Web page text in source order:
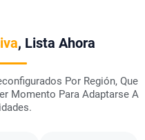
, Lista Ahora
Por Región, Que
Momento Para Adaptarse A